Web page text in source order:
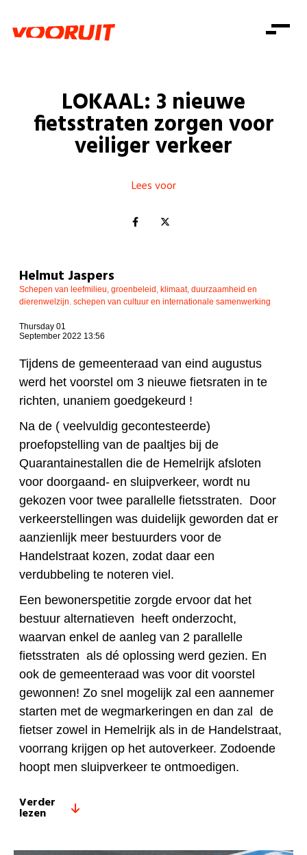
Zorg
Gelijke kansen
Consumentenbescherming
Pensioenen
Onze mensen
Standpunten
Vacatures
Doe mee
Doe mee
Word lid
Mis niets
Shop
Doe mee
LOKAAL: 3 nieuwe
fietsstraten zorgen voor
veiliger verkeer
Lees voor
Helmut Jaspers
Schepen van leefmilieu, groenbeleid, klimaat, duurzaamheid en
dierenwelzijn. schepen van cultuur en internationale samenwerking
Thursday 01
September 2022 13:56
Tijdens de gemeenteraad van eind augustus
werd het voorstel om 3 nieuwe fietsraten in te
richten, unaniem goedgekeurd !
Na de ( veelvuldig gecontesteerde)
proefopstelling van de paaltjes bij de
Quarantainestallen die de Hemelrijk afsloten
voor doorgaand- en sluipverkeer, wordt nu
gekozen voor twee parallelle fietsstraten. Door
verkeerstellingen was duidelijk geworden dat er
aanzienlijk meer bestuurders voor de
Handelstraat kozen, zodat daar een
verdubbeling te noteren viel.
Een bewonerspetitie zorgde ervoor dat het
bestuur alternatieven heeft onderzocht,
waarvan enkel de aanleg van 2 parallelle
fietsstraten als dé oplossing werd gezien. En
ook de gemeenteraad was voor dit voorstel
gewonnen! Zo snel mogelijk zal een aannemer
starten met de wegmarkeringen en dan zal de
fietser zowel in Hemelrijk als in de Handelstraat,
voorrang krijgen op het autoverkeer. Zodoende
hoopt men sluipverkeer te ontmoedigen.
Verder
lezen